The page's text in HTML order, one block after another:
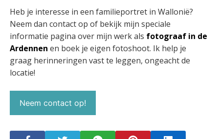
Heb je interesse in een familieportret in Wallonië?
Neem dan contact op of bekijk mijn speciale
informatie pagina over mijn werk als fotograaf in de
Ardennen en boek je eigen fotoshoot. Ik help je
graag herinneringen vast te leggen, ongeacht de
locatie!
Neem contact op!